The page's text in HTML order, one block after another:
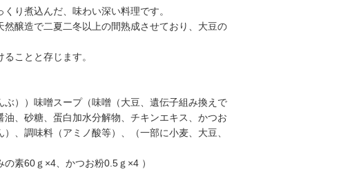
り煮込んだ、味わい深い料理です。
醸造で二夏二冬以上の間熟成させており、大豆の
ことと存じます。
））味噌スープ（味噌（大豆、遺伝子組み換えで
、砂糖、蛋白加水分解物、チキンエキス、かつお
、調味料（アミノ酸等）、（一部に小麦、大豆、
素60ｇ×4、かつお粉0.5ｇ×4 ）